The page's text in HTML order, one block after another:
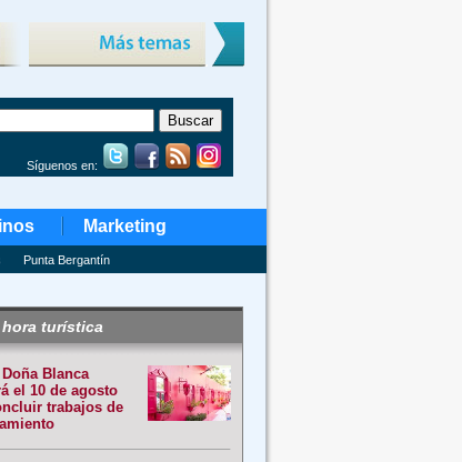
Síguenos en:
Marketing
Punta Bergantín
hora turística
Doña Blanca
el 10 de agosto
trabajos de